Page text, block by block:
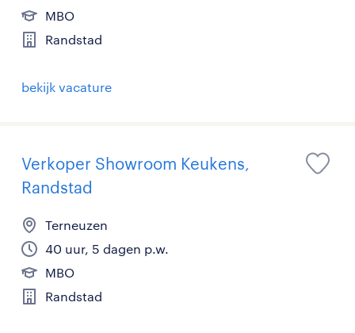
MBO
Randstad
bekijk vacature
Verkoper Showroom Keukens,
Randstad
Terneuzen
40 uur, 5 dagen p.w.
MBO
Randstad